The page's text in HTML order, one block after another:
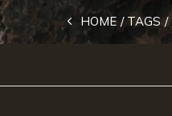
HOME TAGS